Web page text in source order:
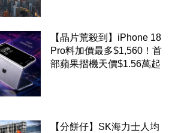
【晶片荒殺到】iPhone 18
Pro料加價最多$1,560！首
部蘋果摺機天價$1.56萬起
【分餅仔】SK海力士人均